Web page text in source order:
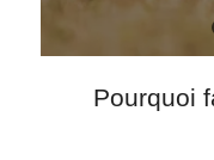
Pourquoi